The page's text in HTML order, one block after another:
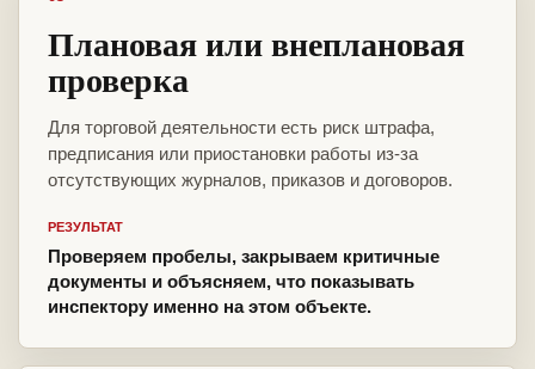
Плановая или внеплановая
проверка
Для торговой деятельности есть риск штрафа,
предписания или приостановки работы из-за
отсутствующих журналов, приказов и договоров.
РЕЗУЛЬТАТ
Проверяем пробелы, закрываем критичные
документы и объясняем, что показывать
инспектору именно на этом объекте.